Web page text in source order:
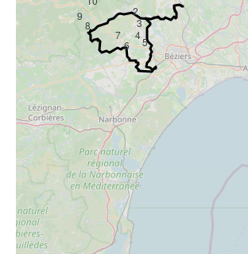
2
3
4
5
6
7
8
9